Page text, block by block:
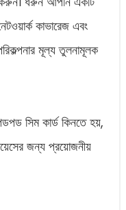
কাভারেজ এবং
মূল্য তুলনামূলক
সিম কার্ড কিনতে হয়,
জন্য প্রয়োজনীয়